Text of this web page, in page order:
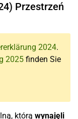
Przestrzeń
2024.
2025 finden Sie
którą wynajęli